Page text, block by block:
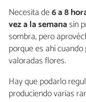
Necesita de6 a 8
vez a la semanasin
sombra, pero
porque es ahí
valoradas flores.
Hay que podarlo
produciendo varias